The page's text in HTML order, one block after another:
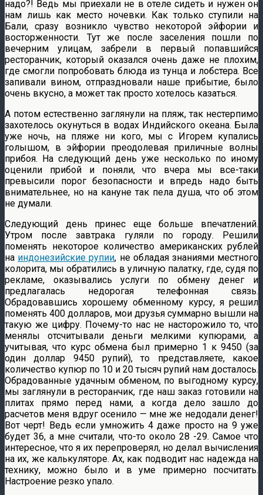
надо?! Ведь мы приехали не в отеле сидеть и нужен он
нам лишь как место ночевки. Как только ступили на
Бали, сразу возникло чувство некоторой эйфории и
восторженности. Тут же после заселения пошли по
вечерним улицам, забрели в первый попавшийся
ресторанчик, который оказался очень даже не плохим,
где смогли попробовать блюда из тунца и лобстера. Все
запивали вином, отпраздновали наше прибытие, было
очень вкусно, а может так просто хотелось казаться.
А потом естественно заглянули на пляж, так нестерпимо
захотелось окунуться в водах Индийского океана. Была
уже ночь, на пляже ни кого, мы с Игорем купались
голышом, в эйфории преодолевая приличные волны
прибоя. На следующий день уже несколько по иному
оценили прибой и поняли, что вчера мы все-таки
превысили порог безопасности и впредь надо быть
внимательнее, но на кануне так пела душа, что об этом
не думали.
Следующий день принес еще больше впечатлений.
Утром после завтрака гуляли по городу. Решили
поменять некоторое количество американских рублей
на индонезийские рупии, не обладая знаниями местного
колорита, мы обратились в уличную палатку, где, судя по
рекламе, оказывались услуги по обмену денег и
предлагалась недорогая телефонная связь.
Обрадовавшись хорошему обменному курсу, я решил
поменять 400 долларов, мои друзья суммарно вышли на
такую же цифру. Почему-то нас не насторожило то, что
менялы отсчитывали деньги мелкими купюрами, а
учитывая, что курс обмена был примерно 1 к 9450 (за
один доллар 9450 рупий), то представляете, какое
количество купюр по 10 и 20 тысяч рупий нам досталось.
Обрадованные удачным обменом, по выгодному курсу,
мы заглянули в ресторанчик, где наш заказ готовили на
плитах прямо перед нами, а когда дело зашло до
расчетов меня вдруг осенило — мне же недодали денег!
Вот черт! Ведь если умножить 4 даже просто на 9 уже
будет 36, а мне считали, что-то около 28 -29. Самое что
интересное, что я их перепроверял, но делал вычисления
на их, же калькуляторе. Ах, как подводит нас надежда на
технику, можно было и в уме примерно посчитать.
Настроение резко упало.